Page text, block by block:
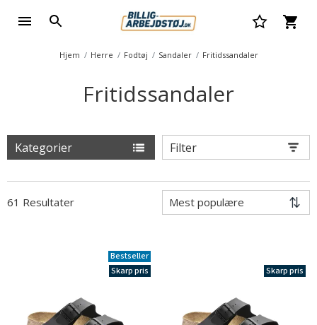
Hjem Herre Fodtøj Sandaler Fritidssandaler
Fritidssandaler
Kategorier Filter
61 Resultater
Bestseller
Skarp pris
Skarp pris